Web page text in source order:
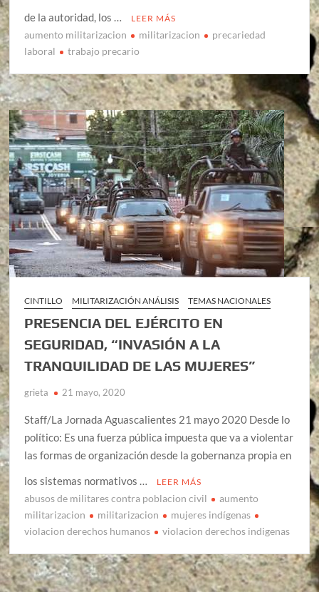
de la autoridad, los …
LEER MÁS
aumento militarizacion militarizacion
precariedad
laboral
trabajo precario
CINTILLO MILITARIZACIÓN ANÁLISIS TEMAS NACIONALES
PRESENCIA DEL EJÉRCITO EN
SEGURIDAD, “INVASIÓN A LA
TRANQUILIDAD DE LAS MUJERES”
grieta 21 mayo, 2020
Staff/La Jornada Aguascalientes 21 mayo 2020 Desde lo
político: Es una fuerza pública impuesta que va a violentar
las formas de organización desde la gobernanza propia en
los sistemas normativos …
LEER MÁS
abusos de militares contra poblacion civil
aumento
militarizacion
militarizacion
mujeres indígenas
violacion derechos humanos
violacion derechos indigenas